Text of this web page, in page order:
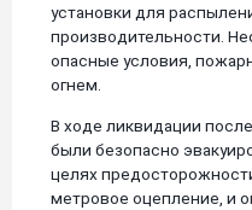
установки для
производительности.
опасные условия,
огнем.
В ходе ликвидации
были безопасно
целях
метровое оцепление, и